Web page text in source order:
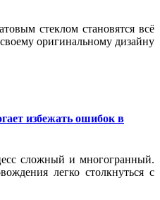
стеклом становятся всё
оригинальному дизайну
избежать ошибок в
сложный и многогранный.
легко столкнуться с